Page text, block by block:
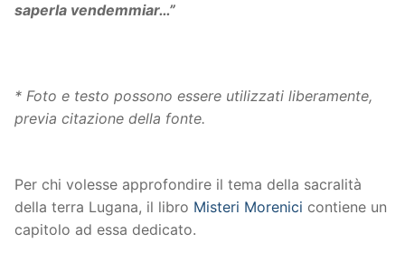
saperla vendemmiar…”
* Foto e testo possono essere utilizzati liberamente,
previa citazione della fonte.
Per chi volesse approfondire il tema della sacralità
della terra Lugana, il libro Misteri Morenici contiene un
capitolo ad essa dedicato.